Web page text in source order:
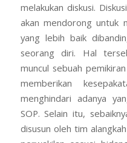
melakukan diskusi.
akan mendorong untuk
yang lebih baik
seorang diri. Hal
muncul sebuah
memberikan
menghindari adanya
SOP. Selain itu,
disusun oleh tim